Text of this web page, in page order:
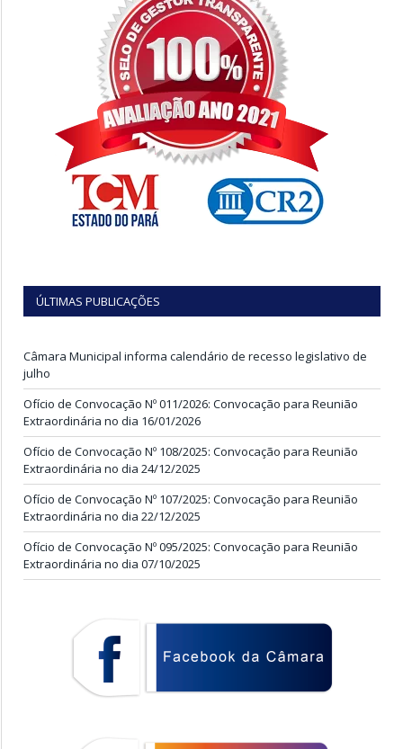
ÚLTIMAS PUBLICAÇÕES
Câmara Municipal informa calendário de recesso legislativo de
julho
Ofício de Convocação Nº 011/2026: Convocação para Reunião
Extraordinária no dia 16/01/2026
Ofício de Convocação Nº 108/2025: Convocação para Reunião
Extraordinária no dia 24/12/2025
Ofício de Convocação Nº 107/2025: Convocação para Reunião
Extraordinária no dia 22/12/2025
Ofício de Convocação Nº 095/2025: Convocação para Reunião
Extraordinária no dia 07/10/2025